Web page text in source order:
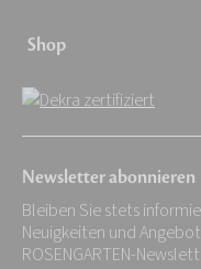
Shop
Newsletter abonnieren
Bleiben Sie stets
Neuigkeiten und
ROSENGARTEN-